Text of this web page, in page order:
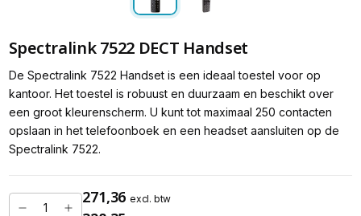
Spectralink 7522 DECT Handset
De Spectralink 7522 Handset is een ideaal toestel voor op
kantoor. Het toestel is robuust en duurzaam en beschikt over
een groot kleurenscherm. U kunt tot maximaal 250 contacten
opslaan in het telefoonboek en een headset aansluiten op de
Spectralink 7522.
271,36 excl. btw